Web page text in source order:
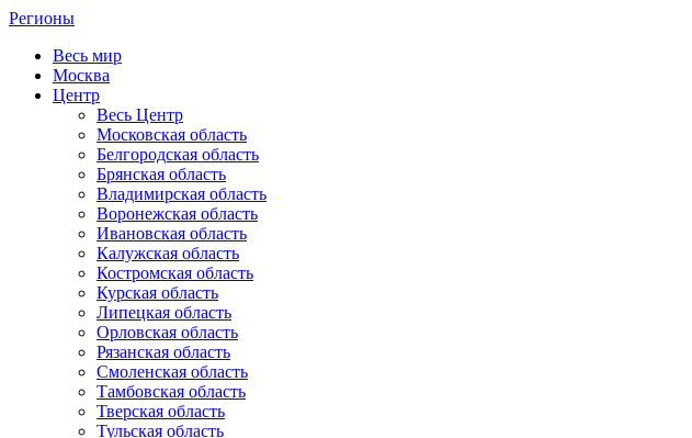
Регионы
Весь мир
Москва
Центр
Весь Центр
Московская область
Белгородская область
Брянская область
Владимирская область
Воронежская область
Ивановская область
Калужская область
Костромская область
Курская область
Липецкая область
Орловская область
Рязанская область
Смоленская область
Тамбовская область
Тверская область
Тульская область